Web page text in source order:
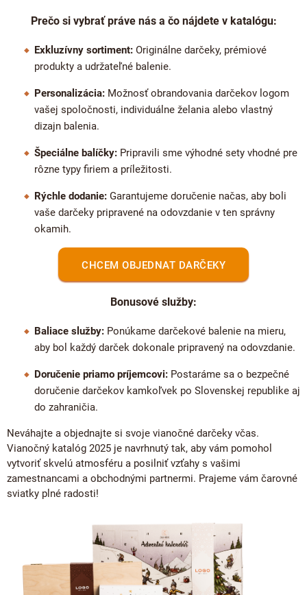
Prečo si vybrať práve nás a čo nájdete v katalógu:
Exkluzívny sortiment: Originálne darčeky, prémiové
produkty a udržateľné balenie.
Personalizácia: Možnosť obrandovania darčekov logom
vašej spoločnosti, individuálne želania alebo vlastný
dizajn balenia.
Špeciálne balíčky: Pripravili sme výhodné sety vhodné pre
rôzne typy firiem a príležitosti.
Rýchle dodanie: Garantujeme doručenie načas, aby boli
vaše darčeky pripravené na odovzdanie v ten správny
okamih.
CHCEM OBJEDNAT DARČEKY
Bonusové služby:
Baliace služby: Ponúkame darčekové balenie na mieru,
aby bol každý darček dokonale pripravený na odovzdanie.
Doručenie priamo príjemcovi: Postaráme sa o bezpečné
doručenie darčekov kamkoľvek po Slovenskej republike aj
do zahraničia.
Neváhajte a objednajte si svoje vianočné darčeky včas.
Vianočný katalóg 2025 je navrhnutý tak, aby vám pomohol
vytvoriť skvelú atmosféru a posilniť vzťahy s vašimi
zamestnancami a obchodnými partnermi. Prajeme vám čarovné
sviatky plné radosti!